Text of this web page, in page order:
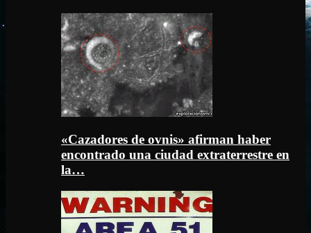
«Cazadores de ovnis» afirman haber
encontrado una ciudad extraterrestre en
la…